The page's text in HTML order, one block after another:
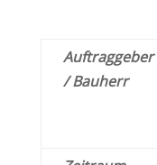
Auftraggeber
/Bauherr